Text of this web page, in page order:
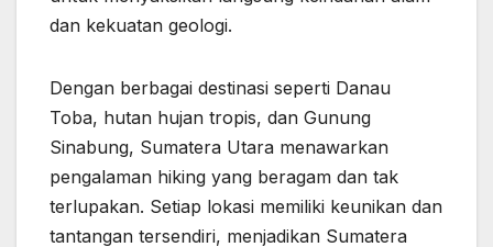
dan kekuatan geologi.
Dengan berbagai destinasi seperti Danau
Toba, hutan hujan tropis, dan Gunung
Sinabung, Sumatera Utara menawarkan
pengalaman hiking yang beragam dan tak
terlupakan. Setiap lokasi memiliki keunikan dan
tantangan tersendiri, menjadikan Sumatera